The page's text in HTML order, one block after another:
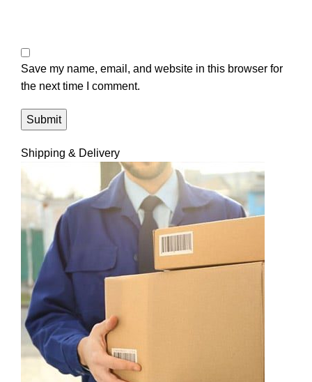
Save my name, email, and website in this browser for
the next time I comment.
Shipping & Delivery